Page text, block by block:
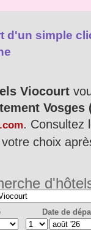
d'un simple
Viocourt
Vosges
. Consultez
choix
Date de